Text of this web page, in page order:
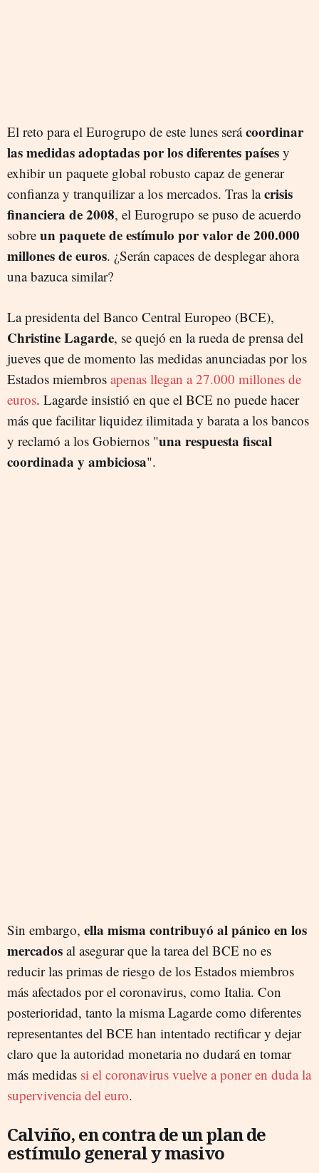
El reto para el Eurogrupo de este lunes serácoordinar
las medidas adoptadas por los diferentes países y
exhibir un paquete global robusto capaz de generar
confianza y tranquilizar a los mercados. Tras lacrisis
financiera de 2008, el Eurogrupo se puso de acuerdo
sobre un paquete de estímulo por valor de 200.000
millones de euros. ¿Serán capaces de desplegar ahora
una bazuca similar?
La presidenta del Banco Central Europeo (BCE),
Christine Lagarde, se quejó en la rueda de prensa del
jueves que de momento las medidas anunciadas por los
Estados miembros apenas llegan a 27.000 millones de
euros. Lagarde insistió en que el BCE no puede hacer
más que facilitar liquidez ilimitada y barata a los bancos
y reclamó a los Gobiernos "una respuesta fiscal
coordinada y ambiciosa".
Sin embargo, ella misma contribuyó al pánico en los
mercados al asegurar que la tarea del BCE no es
reducir las primas de riesgo de los Estados miembros
más afectados por el coronavirus, como Italia. Con
posterioridad, tanto la misma Lagarde como diferentes
representantes del BCE han intentado rectificar y dejar
claro que la autoridad monetaria no dudará en tomar
más medidas si el coronavirus vuelve a poner en duda la
supervivencia del euro.
Calviño, en contra de un plan de
estímulo general y masivo